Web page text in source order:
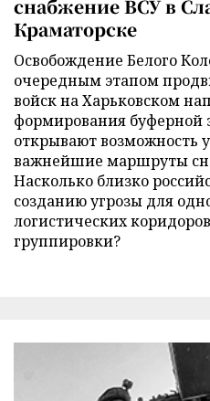
снабжение ВСУ в
Краматорске
Освобождение Белого
очередным этапом
войск на Харьковском
формирования буферной
открывают возможность
важнейшие маршруты
Насколько близко
созданию угрозы для
логистических
группировки?